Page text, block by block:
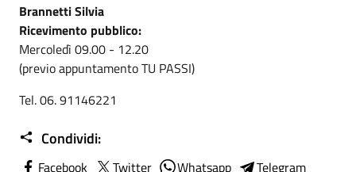
Brannetti Silvia
Ricevimento pubblico:
Mercoledì 09.00 - 12.20
(previo appuntamento TU PASSI)
Tel. 06. 91146221
Condividi:
Facebook Twitter Whatsapp
Telegram